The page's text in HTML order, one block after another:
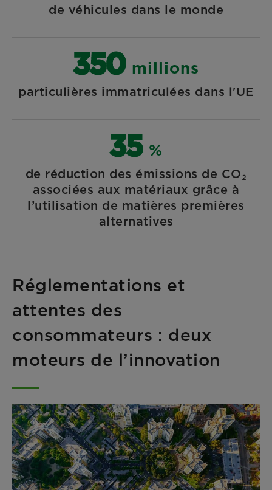
de véhicules dans le monde
350 millions
particulières immatriculées dans l'UE
35 %
de réduction des émissions de CO₂
associées aux matériaux grâce à
l’utilisation de matières premières
alternatives
Réglementations et
attentes des
consommateurs : deux
moteurs de l’innovation